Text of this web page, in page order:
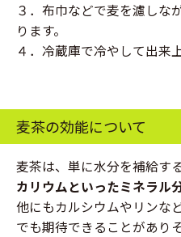
３．布巾などで麦を濾しな
ります。
４．冷蔵庫で冷やして出来
麦茶の効能について
麦茶は、単に水分を補給す
カリウムといったミネラル
他にもカルシウムやリンな
でも期待できることがあり